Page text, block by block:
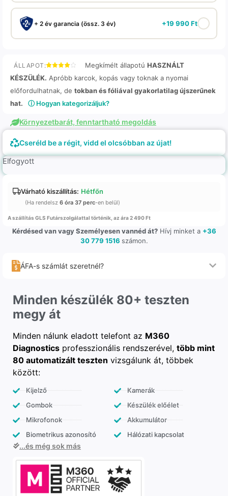
+ 2 év garancia (össz. 3 év) +19 990Ft
ÁLLAPOT: Megkímélt állapotú HASZNÁLT
KÉSZÜLÉK. Apróbb karcok, kopás vagy toknak a nyomai
előfordulhatnak, de tokban és fóliával gyakorlatilag újszerűnek
hat.
ⓘ Hogyan kategorizáljuk?
Környezetbarát, fenntartható megoldás
Cseréld be a régit, vidd el olcsóbban az újat!
Elfogyott
Várható kiszállítás: Hétfőn
(Ha rendelsz 6 óra 37 perc-en belül)
A szállítás GLS Futárszolgálattal történik, az ára 2 490 Ft
Kérdésed van vagy Személyesen vannéd át?Hívj minket a +36
30 779 1516 számon.
ÁFA-s számlát szeretnél?
Minden készülék 80+ teszten
megy át
Minden nálunk eladott telefont az M360
Diagnostics professzionális rendszerével, több mint
80 automatizált teszten vizsgálunk át, többek
között:
Kijelző
Gombok
Mikrofonok
Biometrikus azonosító
Kamerák
Készülék előélet
Akkumulátor
Hálózati kapcsolat
...és még sok más